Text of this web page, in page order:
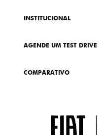
INSTITUCIONAL
AGENDE UM TEST DRIVE
COMPARATIVO